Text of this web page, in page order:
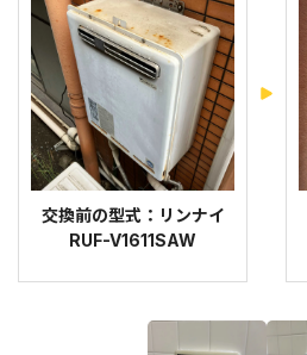
交換前の型式：リンナイ
RUF-V1611SAW